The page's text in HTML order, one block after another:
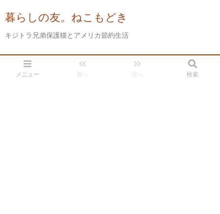
暮らしの友。ねこもどき
キジトラ兄弟保護猫とアメリカ節約生活
メニュー 前へ 次へ 検索